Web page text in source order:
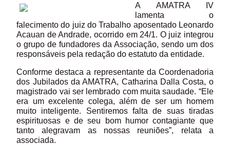
A AMATRA IV
lamenta o
falecimento do juiz do Trabalho aposentado Leonardo
Acauan de Andrade, ocorrido em 24/1. O juiz integrou
o grupo de fundadores da Associação, sendo um dos
responsáveis pela redação do estatuto da entidade.
Conforme destaca a representante da Coordenadoria
dos Jubilados da AMATRA, Catharina Dalla Costa, o
magistrado vai ser lembrado com muita saudade. “Ele
era um excelente colega, além de ser um homem
muito inteligente. Sentiremos falta de suas tiradas
espirituosas e de seu bom humor contagiante que
tanto alegravam as nossas reuniões”, relata a
associada.